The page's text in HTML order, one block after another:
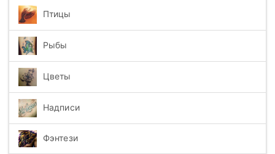
Птицы
Рыбы
Цветы
Надписи
Фэнтези